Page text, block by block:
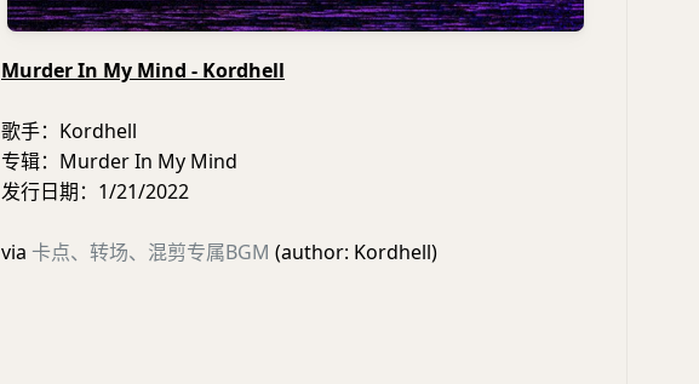
Murder In My Mind - Kordhell
歌手：Kordhell
专辑：Murder In My Mind
发行日期：1/21/2022
via 卡点、转场、混剪专属BGM (author: Kordhell)